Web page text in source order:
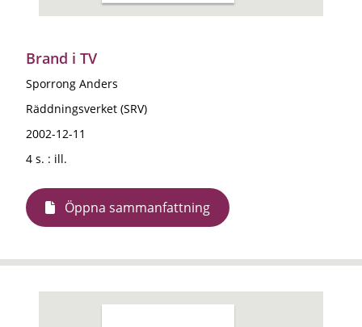
Brand i TV
Sporrong Anders
Räddningsverket (SRV)
2002-12-11
4 s. : ill.
Öppna sammanfattning